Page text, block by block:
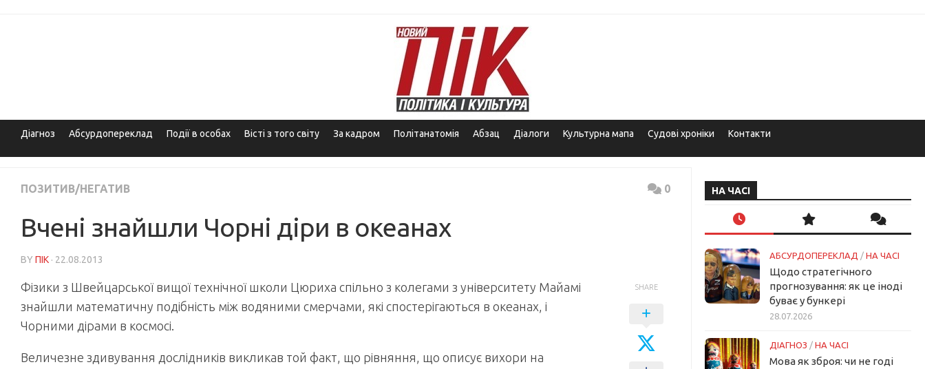
Діагноз Абсурдопереклад Події в особах Вісті з того світу За кадром Політанатомія Абзац Діалоги Культурна мапа Судові хроніки Контакти
ПОЗИТИВ/НЕГАТИВ 0
Вчені знайшли Чорні діри в океанах
BY ПІК · 22.08.2013
Фізики з Швейцарської вищої технічної школи Цюриха спільно з колегами з університету Майамі
знайшли математичну подібність між водяними смерчами, які спостерігаються в океанах, і
Чорними дірами в космосі.
Величезне здивування дослідників викликав той факт, що рівняння, що описує вихори на
SHARE
НА ЧАСІ
АБСУРДОПЕРЕКЛАД / НА ЧАСІ
Щодо стратегічного
прогнозування: як це іноді
буває у бункері
28.07.2026
ДІАГНОЗ / НА ЧАСІ
Мова як зброя: чи не годі